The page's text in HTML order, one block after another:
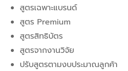
สูตรเฉพาะแบรนด์
สูตร Premium
สูตรสิทธิบัตร
สูตรจากงานวิจัย
ปรับสูตรตามงบประมาณลูกค้า